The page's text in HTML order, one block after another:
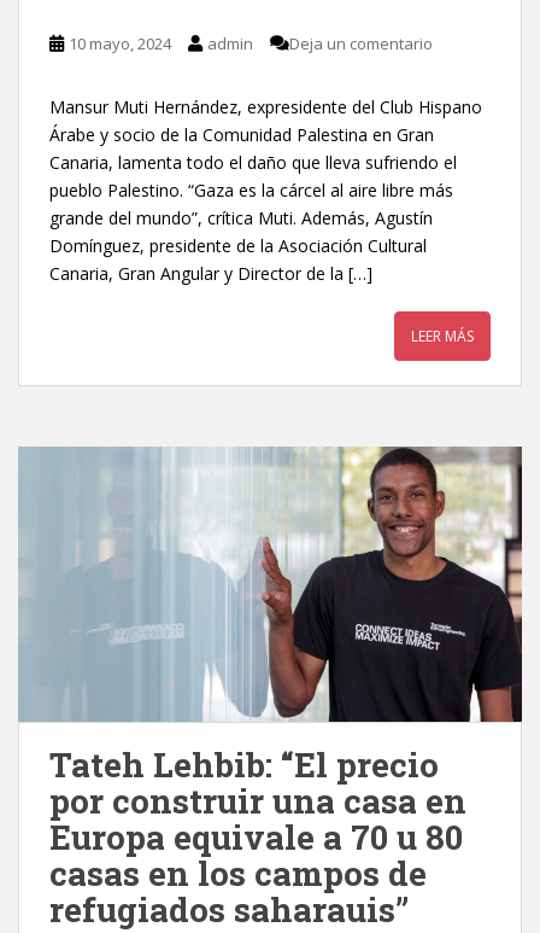
10 mayo, 2024 admin Deja un comentario
Mansur Muti Hernández, expresidente del Club Hispano
Árabe y socio de la Comunidad Palestina en Gran
Canaria, lamenta todo el daño que lleva sufriendo el
pueblo Palestino. “Gaza es la cárcel al aire libre más
grande del mundo”, crítica Muti. Además, Agustín
Domínguez, presidente de la Asociación Cultural
Canaria, Gran Angular y Director de la […]
LEER MÁS
Tateh Lehbib: “El precio
por construir una casa en
Europa equivale a 70 u 80
casas en los campos de
refugiados saharauis”